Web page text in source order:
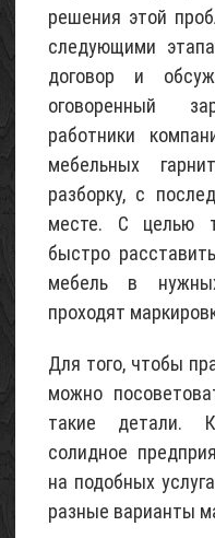
решения этой
следующими
договор и
оговоренный
работники
мебельных
разборку, с
месте. С целью
быстро
мебель в
проходят
Для того, чтобы
можно
такие детали.
солидное
на подобных
разные варианты